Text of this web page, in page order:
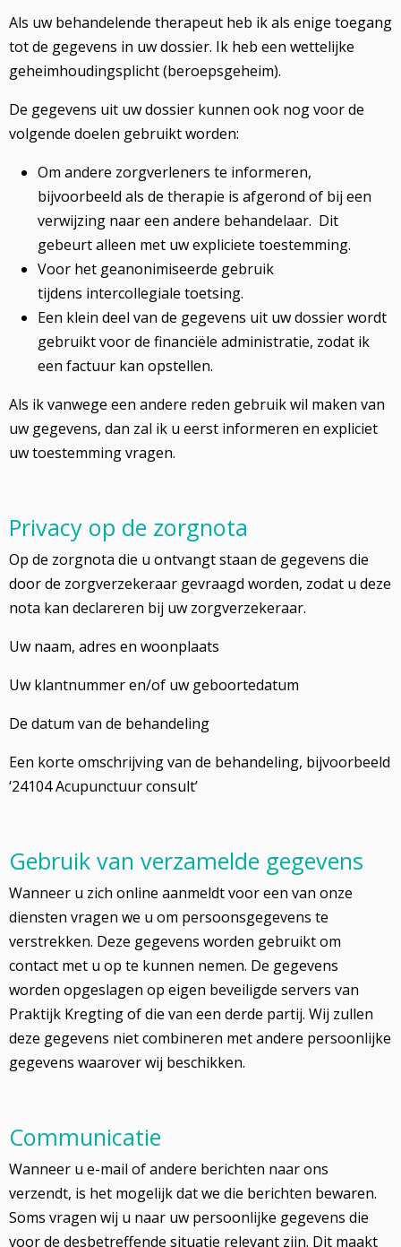
Als uw behandelende therapeut heb ik als enige toegang
tot de gegevens in uw dossier. Ik heb een wettelijke
geheimhoudingsplicht (beroepsgeheim).
De gegevens uit uw dossier kunnen ook nog voor de
volgende doelen gebruikt worden:
Om andere zorgverleners te informeren,
bijvoorbeeld als de therapie is afgerond of bij een
verwijzing naar een andere behandelaar. Dit
gebeurt alleen met uw expliciete toestemming.
Voor het geanonimiseerde gebruik
tijdens intercollegiale toetsing.
Een klein deel van de gegevens uit uw dossier wordt
gebruikt voor de financiële administratie, zodat ik
een factuur kan opstellen.
Als ik vanwege een andere reden gebruik wil maken van
uw gegevens, dan zal ik u eerst informeren en expliciet
uw toestemming vragen.
Privacy op de zorgnota
Op de zorgnota die u ontvangt staan de gegevens die
door de zorgverzekeraar gevraagd worden, zodat u deze
nota kan declareren bij uw zorgverzekeraar.
Uw naam, adres en woonplaats
Uw klantnummer en/of uw geboortedatum
De datum van de behandeling
Een korte omschrijving van de behandeling, bijvoorbeeld
‘24104 Acupunctuur consult’
Gebruik van verzamelde gegevens
Wanneer u zich online aanmeldt voor een van onze
diensten vragen we u om persoonsgegevens te
verstrekken. Deze gegevens worden gebruikt om
contact met u op te kunnen nemen. De gegevens
worden opgeslagen op eigen beveiligde servers van
Praktijk Kregting of die van een derde partij. Wij zullen
deze gegevens niet combineren met andere persoonlijke
gegevens waarover wij beschikken.
Communicatie
Wanneer u e-mail of andere berichten naar ons
verzendt, is het mogelijk dat we die berichten bewaren.
Soms vragen wij u naar uw persoonlijke gegevens die
voor de desbetreffende situatie relevant zijn. Dit maakt